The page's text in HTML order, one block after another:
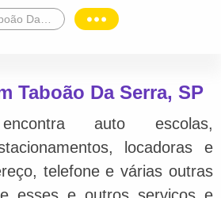
Taboão Da Serra, SP
auto escolas,
locadoras e
telefone e várias outras